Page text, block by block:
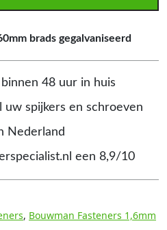
brads gegalvaniseerd
48 uur in huis
uw spijkers en schroeven
Nederland
een 8,9/10
, Bouwman Fasteners 1,6mm